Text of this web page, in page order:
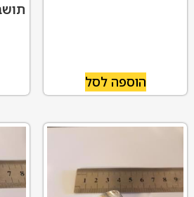
הוספה לסל